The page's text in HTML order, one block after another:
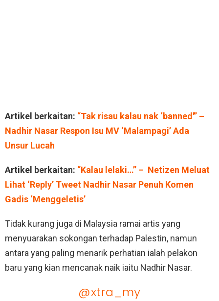
Artikel berkaitan: “Tak risau kalau nak ‘banned'” –
Nadhir Nasar Respon Isu MV ‘Malampagi’ Ada
Unsur Lucah
Artikel berkaitan: “Kalau lelaki…” – Netizen Meluat
Lihat ‘Reply’ Tweet Nadhir Nasar Penuh Komen
Gadis ‘Menggeletis’
Tidak kurang juga di Malaysia ramai artis yang
menyuarakan sokongan terhadap Palestin, namun
antara yang paling menarik perhatian ialah pelakon
baru yang kian mencanak naik iaitu Nadhir Nasar.
@xtra_my